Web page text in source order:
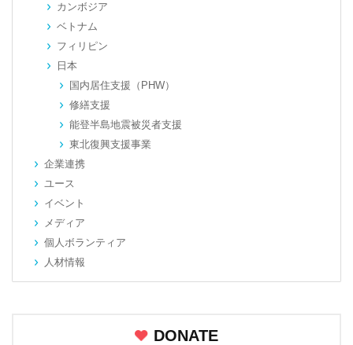
カンボジア
ベトナム
フィリピン
日本
国内居住支援（PHW）
修繕支援
能登半島地震被災者支援
東北復興支援事業
企業連携
ユース
イベント
メディア
個人ボランティア
人材情報
DONATE